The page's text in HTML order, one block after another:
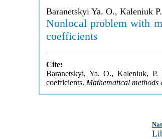
Baranetskyi Ya. O., Kaleniuk
Nonlocal problem with
coefficients
Cite:
Baranetskyi, Ya. O., Kaleniuk,
coefficients. Mathematical methods